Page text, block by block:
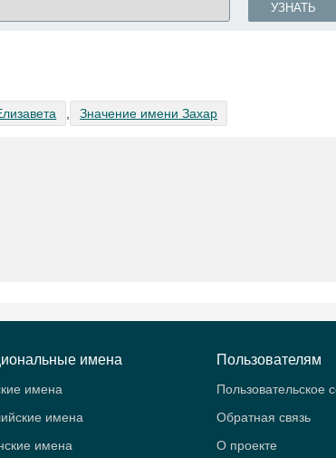
УЗНАТЬ
Значение имени Захар
имена
имена
имена
имена
Пользователям
Пользовательское
Обратная связь
О проекте